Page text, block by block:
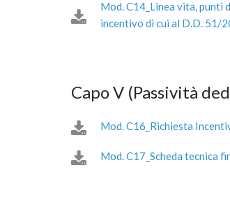
Mod. C14_Linea vita, punti
incentivo di cui al D.D. 51/
Capo V (Passività
Mod. C16_Richiesta
Mod. C17_Scheda tecnica